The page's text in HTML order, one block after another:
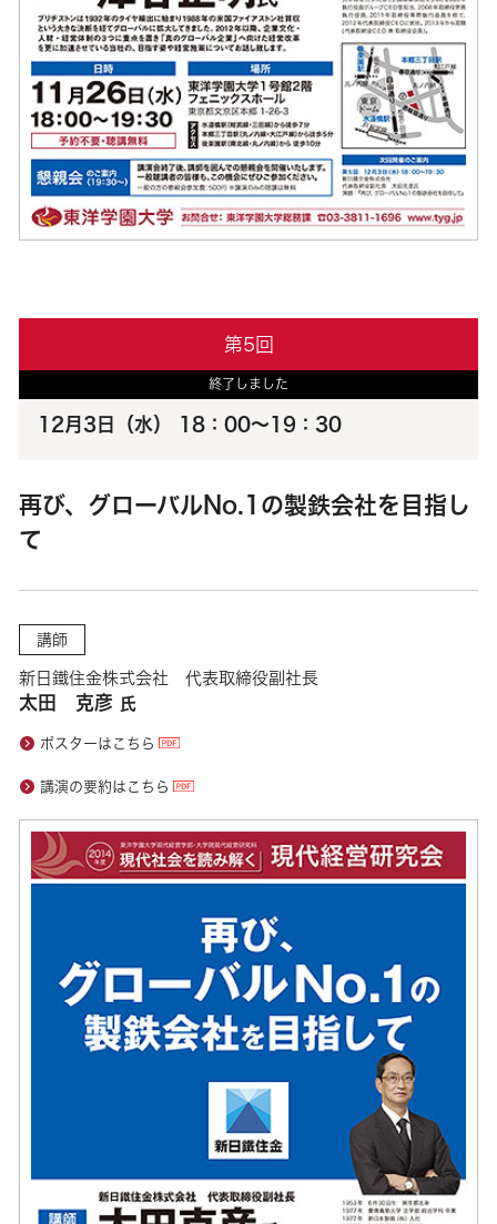
第5回
終了しました
12月3日（水） 18：00～19：30
再び、グローバルNo.1の製鉄会社を目指し
て
講師
新日鐵住金株式会社 代表取締役副社長
太田 克彦 氏
ポスターはこちら
講演の要約はこちら